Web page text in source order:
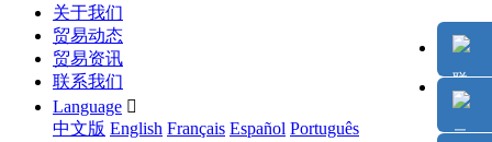
关于我们
贸易动态
贸易资讯
联系我们
Language 
中文版 English Français Español Português